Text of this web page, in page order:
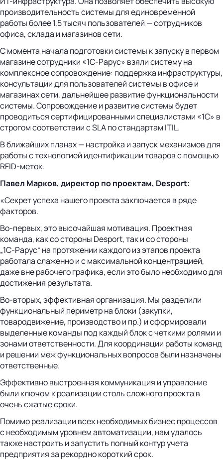
производительность системы для единовременной
работы более 1,5 тысяч пользователей — сотрудников
офиса, склада и магазинов сети.
С момента начала подготовки системы к запуску в первом
магазине сотрудники «1С‑Рарус» взяли систему на
комплексное сопровождение: поддержка инфраструктуры,
консультации для пользователей системы в офисе и
магазинах сети, дальнейшее развитие функциональности
системы. Сопровождение и развитие системы будет
проводиться сертифицированными специалистами «1С» в
строгом соответствии с SLA по стандартам ITIL.
В ближайших планах — настройка и запуск механизмов для
работы с технологией идентификации товаров с помощью
RFID-меток.
Павел Марков, директор по проектам, Desport:
«Секрет успеха нашего проекта заключается в ряде
факторов.
Во-первых, это высочайшая мотивация. Проектная
команда, как со стороны Desport, так и со стороны
„1С‑Рарус“ на протяжении каждого из этапов проекта
работала слаженно и с максимальной концентрацией,
даже вне рабочего графика, если это было необходимо для
достижения результата.
Во-вторых, эффективная организация. Мы разделили
функциональный периметр на блоки (закупки,
товародвижение, производство и пр.) и сформировали
выделенные команды под каждый блок с четкими ролями и
зонами ответственности. Для координации работы команд
и решении меж функциональных вопросов были назначены
ответственные.
Эффективно выстроенная коммуникация и управление
были ключом к реализации столь сложного проекта в
очень сжатые сроки.
Помимо реализации всех необходимых бизнес процессов
с необходимым уровнем автоматизации, нам удалось
также настроить и запустить полный контур учета
предприятия за рекордно короткий срок.